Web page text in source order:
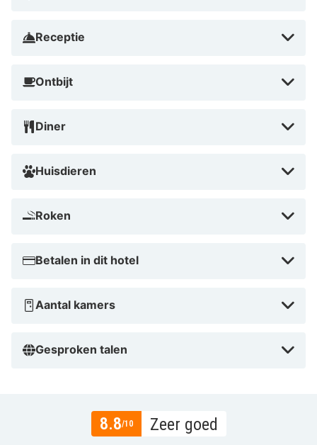
Receptie
Ontbijt
Diner
Huisdieren
Roken
Betalen in dit hotel
Aantal kamers
Gesproken talen
8.8/10 Zeer goed